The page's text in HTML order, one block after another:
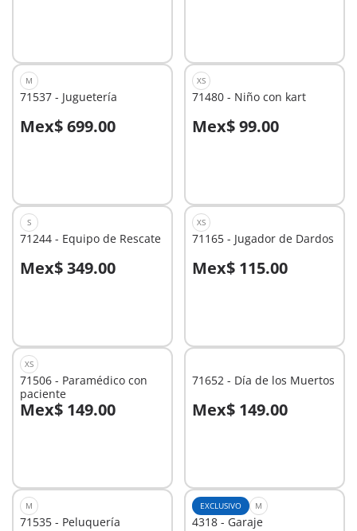
M
71537 - Juguetería
Mex$ 699.00
A la cesta
XS
71480 - Niño con kart
Mex$ 99.00
A la cesta
S
71244 - Equipo de Rescate
Mex$ 349.00
A la cesta
XS
71165 - Jugador de Dardos
Mex$ 115.00
A la cesta
XS
71506 - Paramédico con
paciente
Mex$ 149.00
A la cesta
71652 - Día de los Muertos
Mex$ 149.00
A la cesta
M
71535 - Peluquería
EXCLUSIVO M
4318 - Garaje